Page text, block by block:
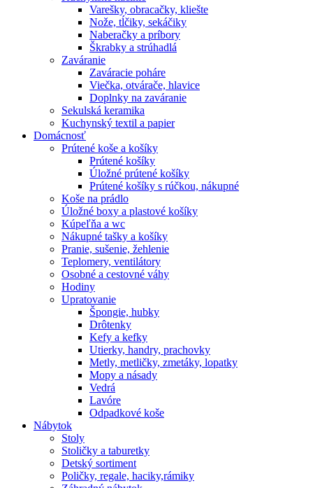
Varešky, obracačky, kliešte
Nože, tĺčiky, sekáčiky
Naberačky a príbory
Škrabky a strúhadlá
Zaváranie
Zaváracie poháre
Viečka, otvárače, hlavice
Doplnky na zaváranie
Sekulská keramika
Kuchynský textil a papier
Domácnosť
Prútené koše a košíky
Prútené košíky
Úložné prútené košíky
Prútené košíky s rúčkou, nákupné
Koše na prádlo
Úložné boxy a plastové košíky
Kúpeľňa a wc
Nákupné tašky a košíky
Pranie, sušenie, žehlenie
Teplomery, ventilátory
Osobné a cestovné váhy
Hodiny
Upratovanie
Špongie, hubky
Drôtenky
Kefy a kefky
Utierky, handry, prachovky
Metly, metličky, zmetáky, lopatky
Mopy a násady
Vedrá
Lavóre
Odpadkové koše
Nábytok
Stoly
Stoličky a taburetky
Detský sortiment
Poličky, regale, haciky,rámiky